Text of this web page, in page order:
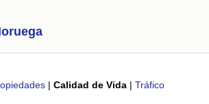
| Calidad de Vida | Tráfico